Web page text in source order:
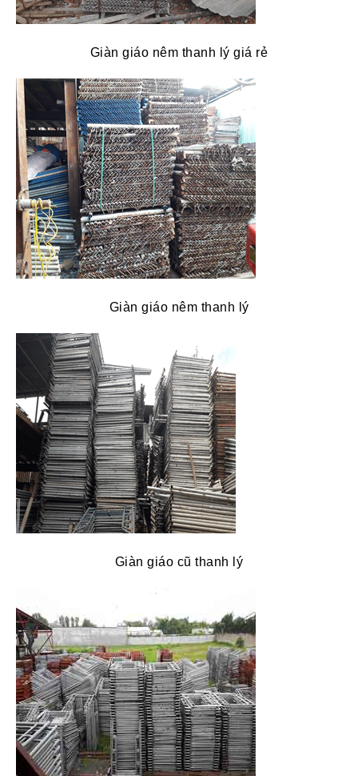
Giàn giáo nêm thanh lý giá rẻ
Giàn giáo nêm thanh lý
Giàn giáo cũ thanh lý